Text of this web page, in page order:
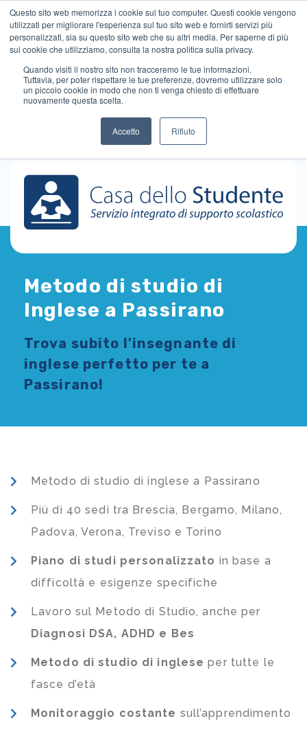
Questo sito web memorizza i cookie sul tuo computer. Questi cookie vengono
utilizzati per migliorare l'esperienza sul tuo sito web e fornirti servizi più
personalizzati, sia su questo sito web che su altri media. Per saperne di più
sui cookie che utilizziamo, consulta la nostra politica sulla privacy.
Quando visiti il ​​nostro sito non tracceremo le tue informazioni.
Tuttavia, per poter rispettare le tue preferenze, dovremo utilizzare solo
un piccolo cookie in modo che non ti venga chiesto di effettuare
nuovamente questa scelta.
Accetto Rifiuto
Metodo di studio di
Inglese a Passirano
Trova subito l'insegnante di
inglese perfetto per te a
Passirano!
Metodo di studio di inglese a Passirano
Più di 40 sedi tra Brescia, Bergamo, Milano,
Padova, Verona, Treviso e Torino
Piano di studi personalizzato in base a
difficoltà e esigenze specifiche
Lavoro sul Metodo di Studio, anche per
Diagnosi DSA, ADHD e Bes
Metodo di studio di inglese per tutte le
fasce d’età
Monitoraggio costante sull’apprendimento